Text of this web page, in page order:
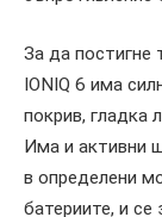
За да постигне
IONIQ 6 има
покрив, гладка
Има и активни
в определени
батериите, и